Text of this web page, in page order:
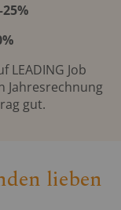
LEADING Job
Jahresrechnung
gut.
lieben